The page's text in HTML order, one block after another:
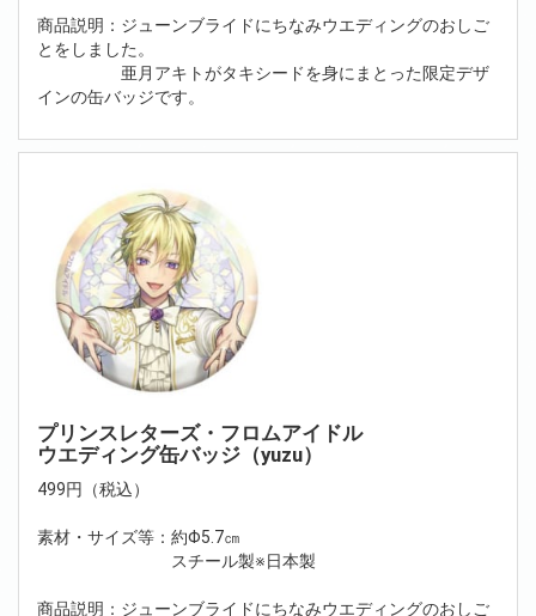
商品説明：ジューンブライドにちなみウエディングのおしご
とをしました。
亜月アキトがタキシードを身にまとった限定デザ
インの缶バッジです。
プリンスレターズ・フロムアイドル
ウエディング缶バッジ（yuzu）
499円（税込）
素材・サイズ等：約Φ5.7㎝
スチール製※日本製
商品説明：ジューンブライドにちなみウエディングのおしご